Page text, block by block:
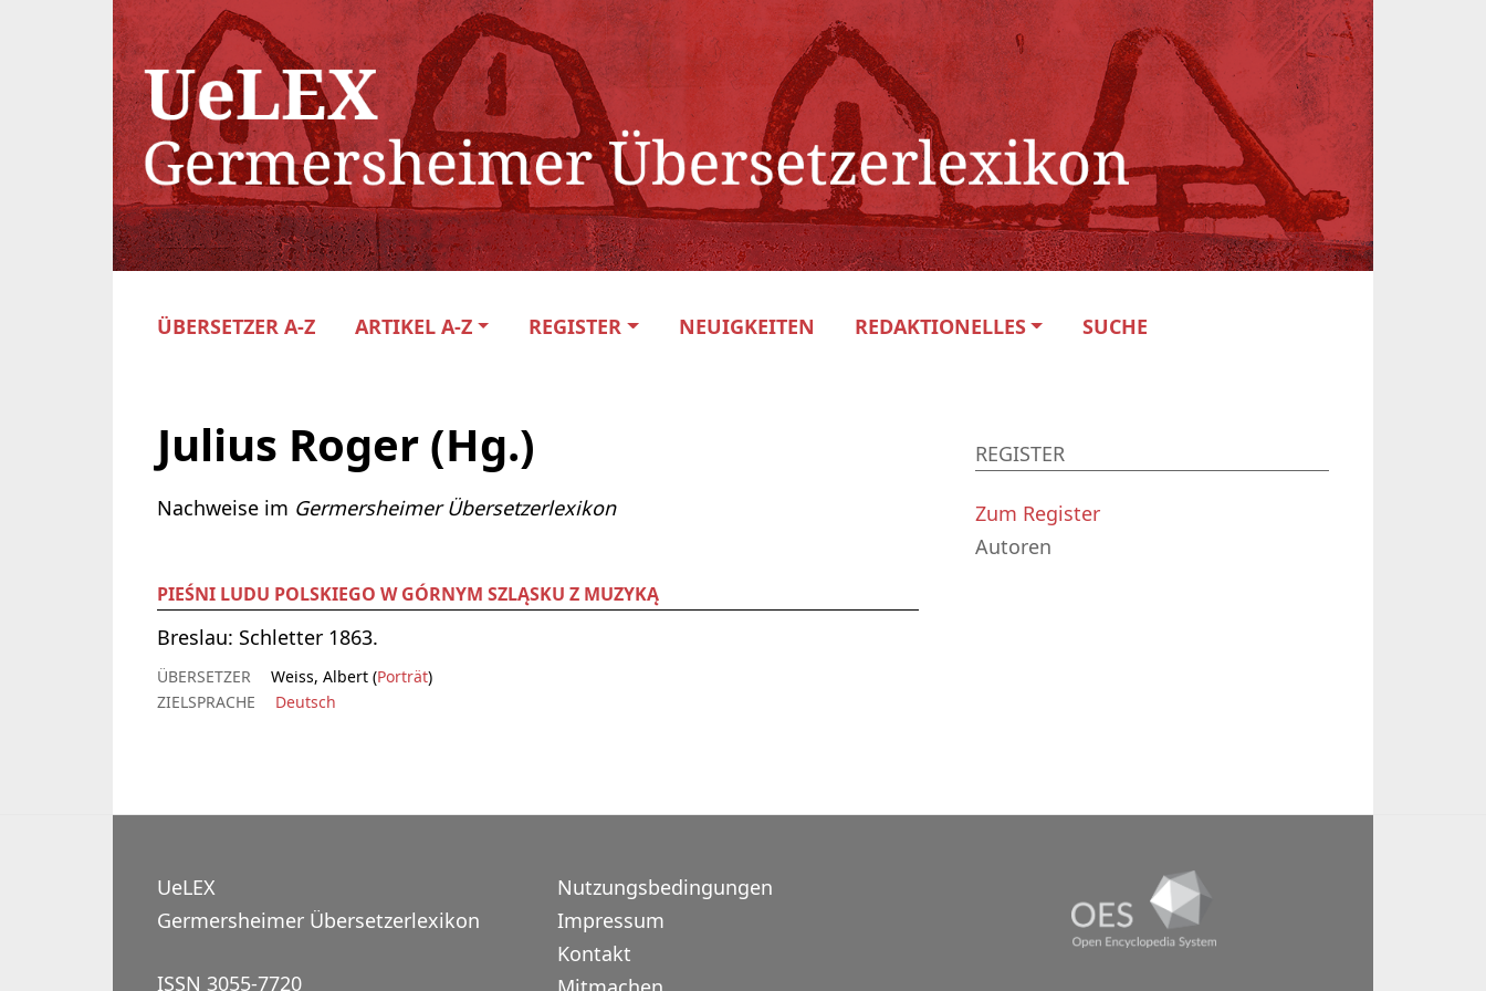
ÜBERSETZER A-Z ARTIKEL A-Z REGISTER NEUIGKEITEN REDAKTIONELLES SUCHE
Julius Roger (Hg.)
Nachweise im Germersheimer Übersetzerlexikon
PIEŚNI LUDU POLSKIEGO W GÓRNYM SZLĄSKU Z MUZYKĄ
Breslau: Schletter 1863.
ÜBERSETZER Weiss, Albert (Porträt)
ZIELSPRACHE
Deutsch
REGISTER
Zum Register
Autoren
UeLEX
Germersheimer Übersetzerlexikon
ISSN 3055-7720
Nutzungsbedingungen
Impressum
Kontakt